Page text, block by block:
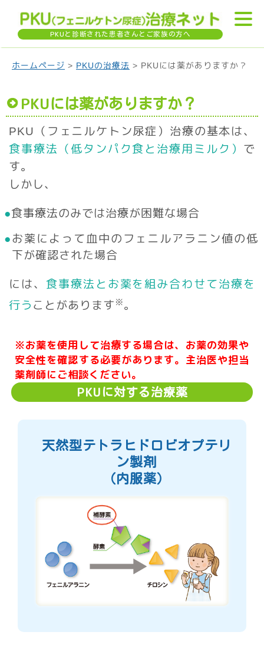
PKU と診断された患者さんとご家族の方へ
ホームページ > PKUの治療法 > PKUには薬がありますか？
PKUには薬がありますか？
PKU（フェニルケトン尿症）治療の基本は、
食事療法（低タンパク食と治療用 ミルク） で
す。
しかし、
食事療法のみでは治療が困難な場合
お薬によって血中のフェニルアラニン値の低
下が確認された場合
には、 食事療法とお薬を組み合わせて治療を
行う ことがあります ※。
※お薬を使用して治療する場合は、お薬の効果や
安全性を確認する必要があります。主治医や担当
薬剤師にご相談ください。
PKU に対する治療薬
天然型テトラヒドロビオプテリ
ン製剤
（内服薬）